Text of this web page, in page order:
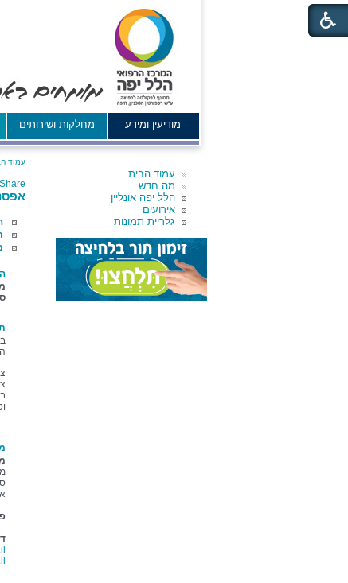
מודיעין ומידע מחלקות ושירותים
עמוד הבית
מה חדש
הלל יפה אונליין
אירועים
גלריית תמונות
עמוד
Share